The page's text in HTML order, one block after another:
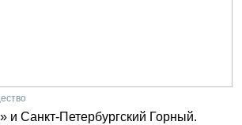
и Санкт-Петербургский Горный.